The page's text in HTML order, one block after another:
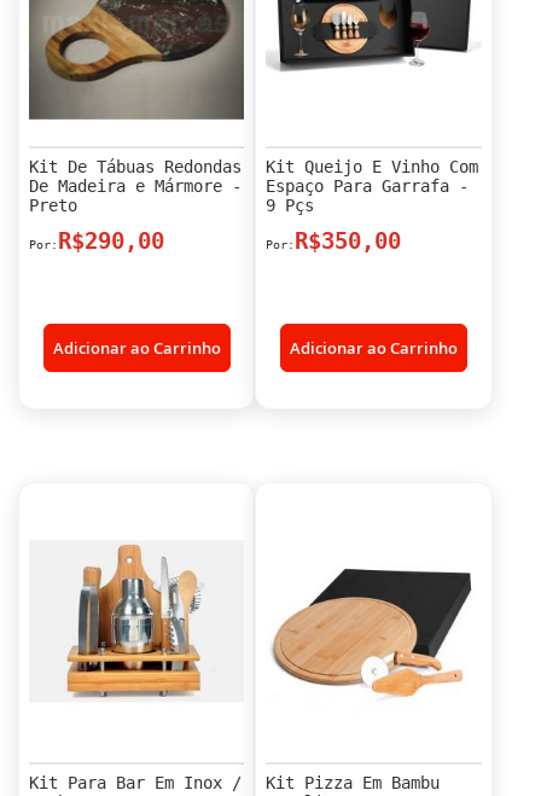
Kit De Tábuas Redondas
De Madeira e Mármore -
Preto
R$290,00
Adicionar ao Carrinho
Kit Queijo E Vinho Com
Espaço Para Garrafa -
9 Pçs
R$350,00
Adicionar ao Carrinho
Kit Para Bar Em Inox /
Kit Pizza Em Bambu